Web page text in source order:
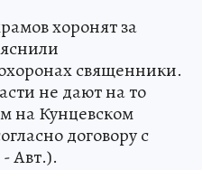
хоронят за
священники.
не дают на то
на Кунцевском
договору с
Авт.).